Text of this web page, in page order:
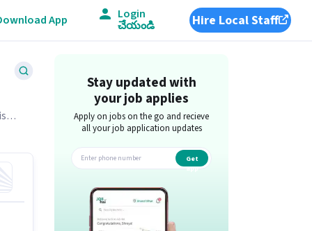
App Login
చేయండి Hire Local Staff
Stay updated with
your job applies
Apply on jobs on the go and recieve
all your job application updates
Get
app